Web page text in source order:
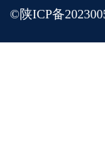
©陕ICP备